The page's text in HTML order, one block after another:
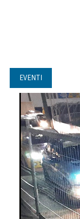
EVENTI